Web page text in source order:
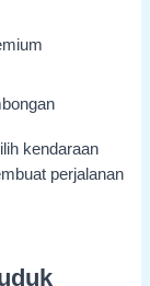
kendaraan
perjalanan